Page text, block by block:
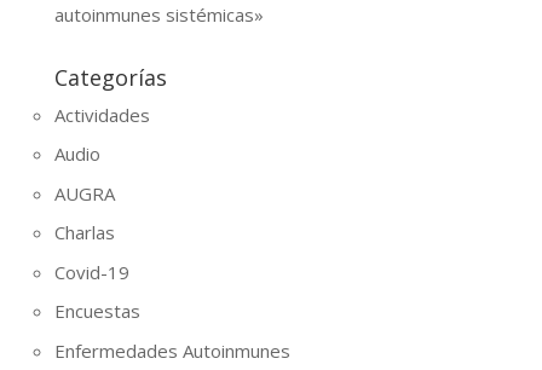
autoinmunes sistémicas»
Categorías
Actividades
Audio
AUGRA
Charlas
Covid-19
Encuestas
Enfermedades Autoinmunes